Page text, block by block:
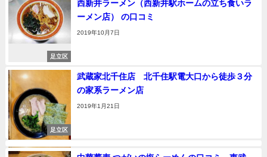
足立区
西新井ラーメン（西新井駅ホームの立ち食いラ
ーメン店） の口コミ
2019年10月7日
足立区
武蔵家北千住店 北千住駅電大口から徒歩３分
の家系ラーメン店
2019年1月21日